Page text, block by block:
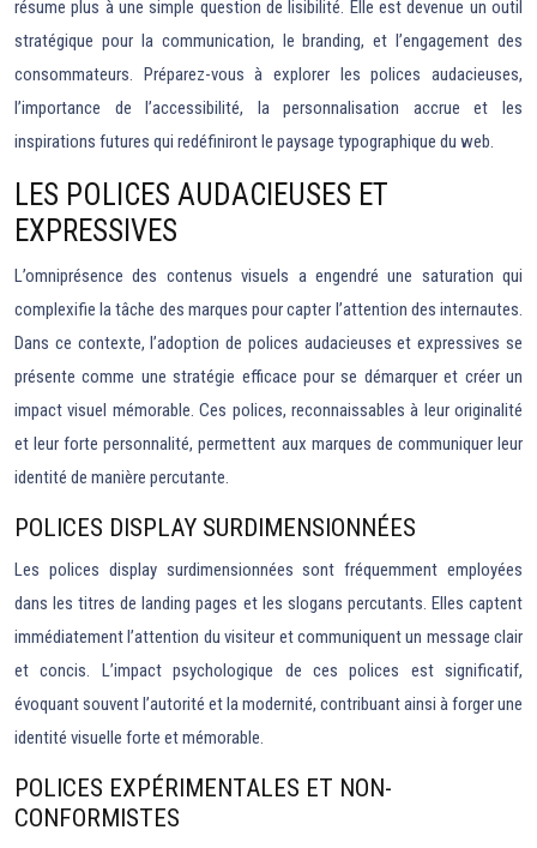
résume plus à une simple question de lisibilité. Elle est devenue un outil
stratégique pour la communication, le branding, et l’engagement des
consommateurs. Préparez-vous à explorer les polices audacieuses,
l’importance de l’accessibilité, la personnalisation accrue et les
inspirations futures qui redéfiniront le paysage typographique du web.
LES POLICES AUDACIEUSES ET
EXPRESSIVES
L’omniprésence des contenus visuels a engendré une saturation qui
complexifie la tâche des marques pour capter l’attention des internautes.
Dans ce contexte, l’adoption de polices audacieuses et expressives se
présente comme une stratégie efficace pour se démarquer et créer un
impact visuel mémorable. Ces polices, reconnaissables à leur originalité
et leur forte personnalité, permettent aux marques de communiquer leur
identité de manière percutante.
POLICES DISPLAY SURDIMENSIONNÉES
Les polices display surdimensionnées sont fréquemment employées
dans les titres de landing pages et les slogans percutants. Elles captent
immédiatement l’attention du visiteur et communiquent un message clair
et concis. L’impact psychologique de ces polices est significatif,
évoquant souvent l’autorité et la modernité, contribuant ainsi à forger une
identité visuelle forte et mémorable.
POLICES EXPÉRIMENTALES ET NON-
CONFORMISTES